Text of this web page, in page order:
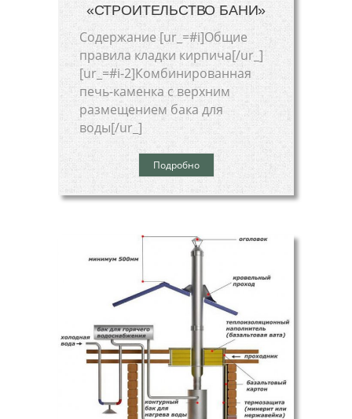
«СТРОИТЕЛЬСТВО БАНИ»
Cодержание [ur_=#i]Общие
правила кладки кирпича[/ur_]
[ur_=#i-2]Комбинированная
печь-каменка с верхним
размещением бака для
воды[/ur_]
Подробно